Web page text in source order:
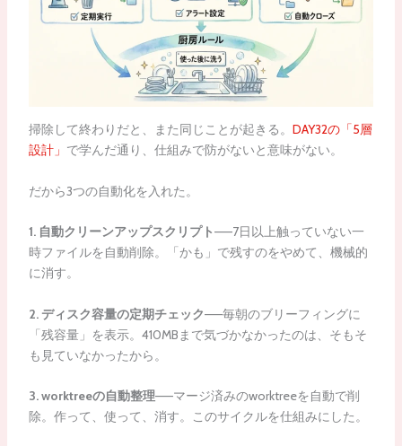
掃除して終わりだと、また同じことが起きる。 DAY32の「5層
設計」 で学んだ通り、仕組みで防がないと意味がない。
だから3つの自動化を入れた。
1. 自動クリーンアップスクリプト——7日以上触っていない一
時ファイルを自動削除。「かも」で残すのをやめて、機械的
に消す。
2. ディスク容量の定期チェック——毎朝のブリーフィングに
「残容量」を表示。410MBまで気づかなかったのは、そもそ
も見ていなかったから。
3. worktreeの自動整理——マージ済みのworktreeを自動で削
除。作って、使って、消す。このサイクルを仕組みにした。